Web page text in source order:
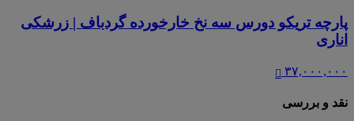
پارچه تریکو دورس سه نخ خارخورده گردباف | زرشکی
اناری
۳۷,۰۰۰,۰۰۰
نقد و بررسی